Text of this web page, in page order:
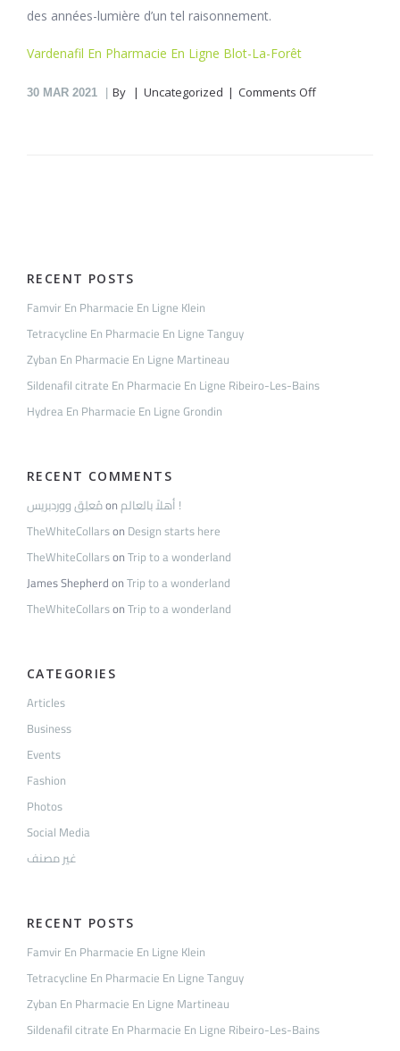
des années-lumière d’un tel raisonnement.
Vardenafil En Pharmacie En Ligne Blot-La-Forêt
30 MAR 2021 By Uncategorized Comments Offon
RECENT POSTS
Famvir En Pharmacie En Ligne Klein
Tetracycline En Pharmacie En Ligne Tanguy
Zyban En Pharmacie En Ligne Martineau
Sildenafil citrate En Pharmacie En Ligne Ribeiro-Les-Bains
Hydrea En Pharmacie En Ligne Grondin
RECENT COMMENTS
مُعلِق ووردبريسon
أهلاً بالعالم !
TheWhiteCollarson Design starts here
TheWhiteCollarsonTrip to a wonderland
James ShepherdonTrip to a wonderland
TheWhiteCollarsonTrip to a wonderland
CATEGORIES
Articles
Business
Events
Fashion
Photos
Social Media
غير مصنف
RECENT POSTS
Famvir En Pharmacie En Ligne Klein
Tetracycline En Pharmacie En Ligne Tanguy
Zyban En Pharmacie En Ligne Martineau
Sildenafil citrate En Pharmacie En Ligne Ribeiro-Les-Bains